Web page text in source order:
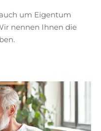
um Eigentum
nennen Ihnen die